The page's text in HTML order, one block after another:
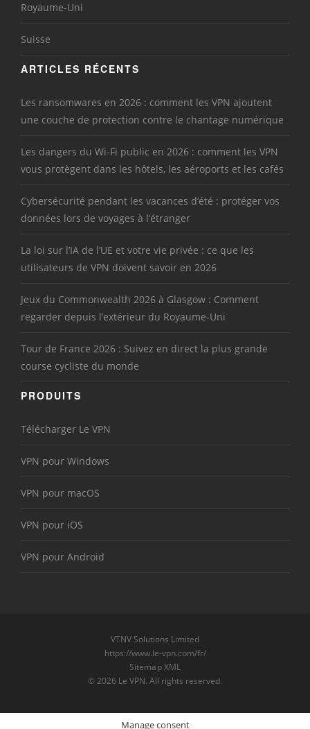
Royaume-Uni
Suisse
ARTICLES RÉCENTS
Les ransomwares en 2026 : comment les VPN ajoutent
une couche de protection contre le chantage numérique
Les dangers du Wi-Fi public en 2026 : comment les VPN
vous protègent dans les hôtels, les aéroports et les cafés
Cybersécurité pendant les vacances d’été : protéger vos
données lors de voyages à l’étranger
La loi sur l’IA de l’UE et votre vie privée : ce que les
utilisateurs de VPN doivent savoir en 2026
Jeux du Commonwealth 2026 à Glasgow : Comment
regarder depuis l’extérieur du Royaume-Uni
Tour de France 2026 : Suivez en direct la plus grande
course cycliste du monde
PRODUITS
Télécharger Le VPN
VPN pour Windows
VPN pour macOS
VPN pour iOS
VPN pour Android
VTNV Solutions Limited
https://www.le-vpn.com/fr/
Sitemap XML
© 2026 Le VPN. All rights reserved.
Manage consent